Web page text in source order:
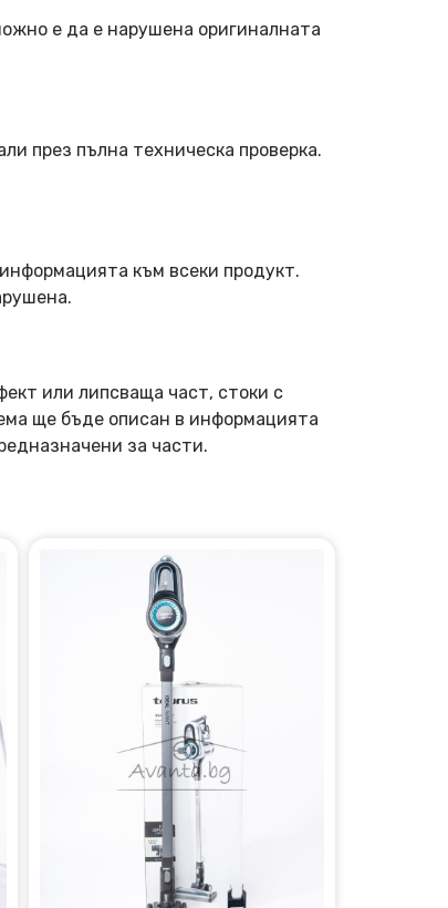
е да е нарушена оригиналната
през пълна техническа проверка.
към всеки продукт.
или липсваща част, стоки с
ще бъде описан в информацията
за части.